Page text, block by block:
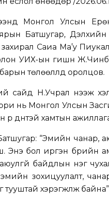
Монгол Улсын
Батшугар, Дэлхийн
Саиа Ма’у
УИХ-ын гишүүн
төлөөллүүд оролцов.
сайд Н.Учрал нээж
нь Монгол Улсын
дүнтэй хамтын
“Эмийн чанар,
бол иргэн бүрийн
байдлын нэг
зохицуулалт,
тууштай хэрэгжүүлж